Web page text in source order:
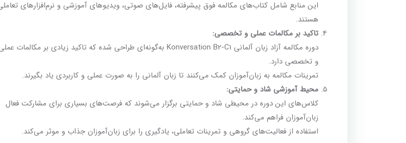
این منابع شامل کتاب‌های مکالمه فوق پیشرفته، فایل‌های صوتی، ویدیوهای آموزشی و نرم‌افزارهای تعاملی
هستند.
تاکید بر مکالمات عملی و تخصصی:
دوره مکالمه آزاد زبان آلمانی Konversation B2-C1 به‌گونه‌ای طراحی شده که تاکید زیادی بر مکالمات عملی
و تخصصی دارد.
تمرینات مکالمه به زبان‌آموزان کمک می‌کنند تا زبان آلمانی را به صورت عملی و کاربردی یاد بگیرند.
محیط آموزشی شاد و حمایتی:
کلاس‌های این دوره در محیطی شاد و حمایتی برگزار می‌شوند که فرصت‌های بسیاری برای مشارکت فعال
زبان‌آموزان فراهم می‌کند.
استفاده از فعالیت‌های گروهی و تمرینات تعاملی، یادگیری را برای زبان‌آموزان جذاب و موثر می‌کند.